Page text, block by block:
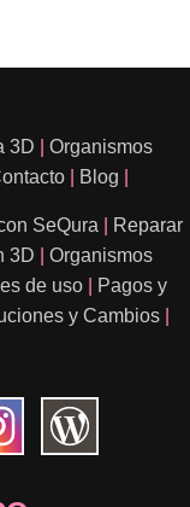
3D
Organismos
Blog
SeQura
Reparar
3D
Organismos
de uso
Pagos y
y Cambios